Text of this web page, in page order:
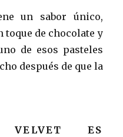
un sabor único,
toque de chocolate y
de esos pasteles
después de que la
VELVET ES